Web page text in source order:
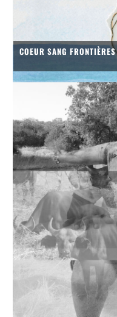
COEUR SANG FRONTIÈRES